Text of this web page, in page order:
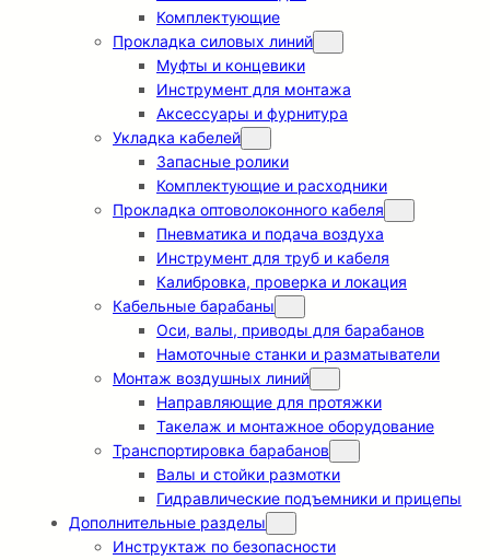
Комплектующие
Прокладка силовых линий
Муфты и концевики
Инструмент для монтажа
Аксессуары и фурнитура
Укладка кабелей
Запасные ролики
Комплектующие и расходники
Прокладка оптоволоконного кабеля
Пневматика и подача воздуха
Инструмент для труб и кабеля
Калибровка, проверка и локация
Кабельные барабаны
Оси, валы, приводы для барабанов
Намоточные станки и разматыватели
Монтаж воздушных линий
Направляющие для протяжки
Такелаж и монтажное оборудование
Транспортировка барабанов
Валы и стойки размотки
Гидравлические подъемники и прицепы
Дополнительные разделы
Инструктаж по безопасности